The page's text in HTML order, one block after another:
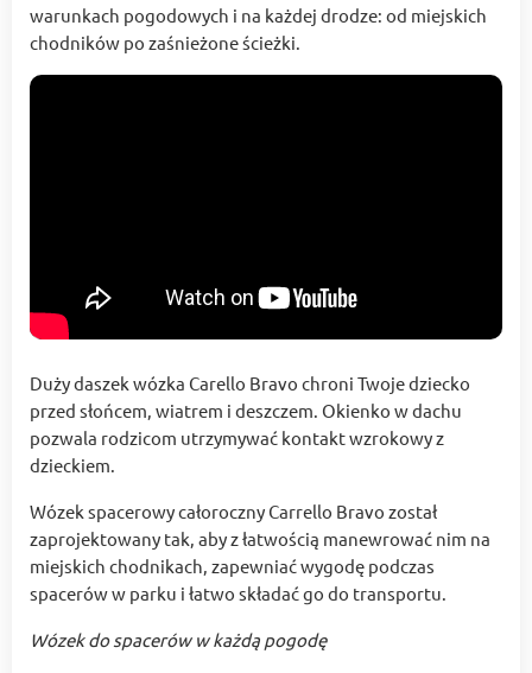
warunkach pogodowych i na każdej drodze: od miejskich
chodników po zaśnieżone ścieżki.
Duży daszek wózka Carello Bravo chroni Twoje dziecko
przed słońcem, wiatrem i deszczem. Okienko w dachu
pozwala rodzicom utrzymywać kontakt wzrokowy z
dzieckiem.
Wózek spacerowy całoroczny Carrello Bravo został
zaprojektowany tak, aby z łatwością manewrować nim na
miejskich chodnikach, zapewniać wygodę podczas
spacerów w parku i łatwo składać go do transportu.
Wózek do spacerów w każdą pogodę